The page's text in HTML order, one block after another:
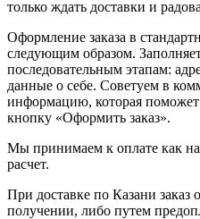
только ждать доставки и
Оформление заказа в
следующим образом.
последовательным этапам:
данные о себе. Советуем в
информацию, которая
кнопку «Оформить заказ».
Мы принимаем к оплате как
расчет.
При доставке по Казани заказ
получении, либо путем